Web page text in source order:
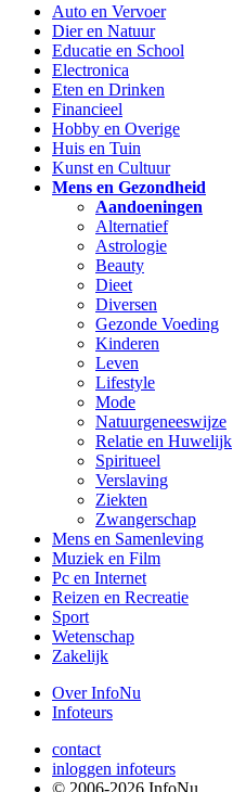
Auto en Vervoer
Dier en Natuur
Educatie en School
Electronica
Eten en Drinken
Financieel
Hobby en Overige
Huis en Tuin
Kunst en Cultuur
Mens en Gezondheid
Aandoeningen
Alternatief
Astrologie
Beauty
Dieet
Diversen
Gezonde Voeding
Kinderen
Leven
Lifestyle
Mode
Natuurgeneeswijze
Relatie en Huwelijk
Spiritueel
Verslaving
Ziekten
Zwangerschap
Mens en Samenleving
Muziek en Film
Pc en Internet
Reizen en Recreatie
Sport
Wetenschap
Zakelijk
Over InfoNu
Infoteurs
contact
inloggen infoteurs
© 2006-2026 InfoNu